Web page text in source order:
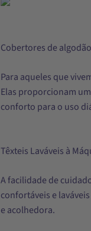
Cobertores de algodão
Para aqueles que
Elas proporcionam
conforto para o uso
Têxteis Laváveis à
A facilidade de
confortáveis e
e acolhedora.